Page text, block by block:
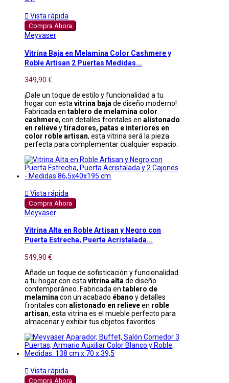
 Vista rápida
Compra Ahora
Meyvaser
Vitrina Baja en Melamina Color Cashmere y
Roble Artisan 2 Puertas Medidas...
349,90 €
¡Dale un toque de estilo y funcionalidad a tu
hogar con esta vitrina baja de diseño moderno!
Fabricada en tablero de melamina color
cashmere, con detalles frontales en alistonado
en relieveytiradores, patas e interiores en
color roble artisan, esta vitrina será la pieza
perfecta para complementar cualquier espacio.
 Vista rápida
Compra Ahora
Meyvaser
Vitrina Alta en Roble Artisan y Negro con
Puerta Estrecha, Puerta Acristalada...
549,90 €
Añade un toque de sofisticación y funcionalidad
a tu hogar con esta vitrina alta de diseño
contemporáneo. Fabricada en tablero de
melamina con un acabado ébano y detalles
frontales con alistonado en relieveen roble
artisan, esta vitrina es el mueble perfecto para
almacenar y exhibir tus objetos favoritos.
 Vista rápida
Compra Ahora